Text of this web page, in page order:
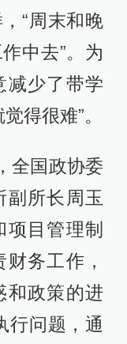
“周末和晚
中去”。为
减少了带学
得很难”。
全国政协委
副所长周玉
目管理制
务工作，
和政策的进
行问题，通